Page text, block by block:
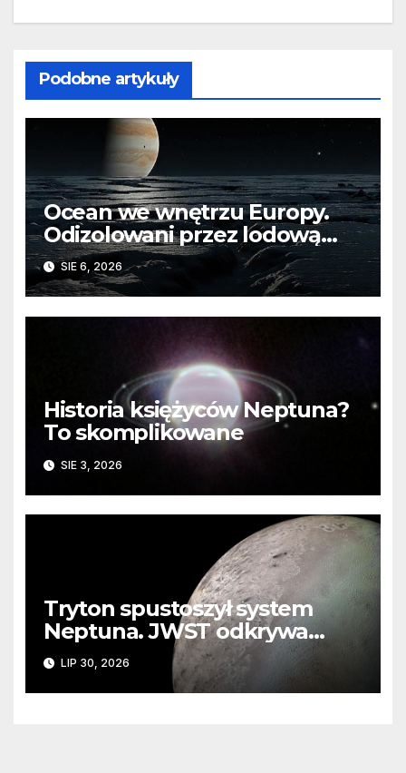
Podobne artykuły
Ocean we wnętrzu Europy.
Odizolowani przez lodową
barierę
SIE 6, 2026
Historia księżyców Neptuna?
To skomplikowane
SIE 3, 2026
Tryton spustoszył system
Neptuna. JWST odkrywa
ślady kosmicznej katastrofy i
zaginionego lodu
LIP 30, 2026